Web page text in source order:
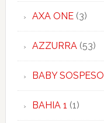
AXA ONE(3)
AZZURRA(53)
BABY SOSPESO
BAHIA 1 (1)